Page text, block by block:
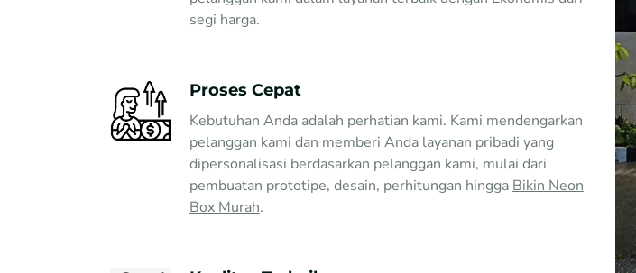
segi harga.
Proses Cepat
Kebutuhan Anda adalah perhatian kami. Kami mendengarkan
pelanggan kami dan memberi Anda layanan pribadi yang
dipersonalisasi berdasarkan pelanggan kami, mulai dari
pembuatan prototipe, desain, perhitungan hingga Bikin Neon
Box Murah.